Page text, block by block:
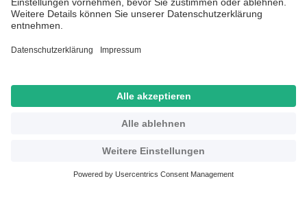
Ein Verein als Botschafter für